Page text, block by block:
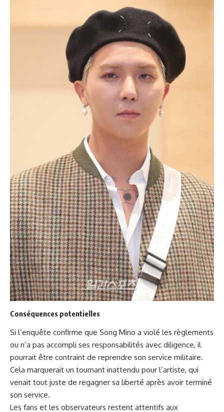
Conséquences potentielles
Si l’enquête confirme que Song Mino a violé les règlements
ou n’a pas accompli ses responsabilités avec diligence, il
pourrait être contraint de reprendre son service militaire.
Cela marquerait un tournant inattendu pour l’artiste, qui
venait tout juste de regagner sa liberté après avoir terminé
son service.
Les fans et les observateurs restent attentifs aux